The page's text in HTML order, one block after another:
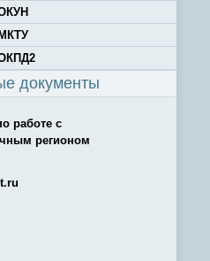
документы
работе с
регионом